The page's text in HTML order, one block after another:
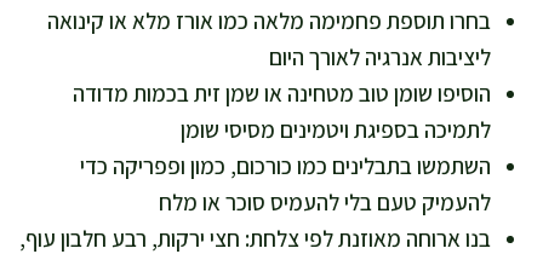
בחרו תוספת פחמימה מלאה כמו אורז מלא או קינואה
ליציבות אנרגיה לאורך היום
הוסיפו שומן טוב מטחינה או שמן זית בכמות מדודה
לתמיכה בספיגת ויטמינים מסיסי שומן
השתמשו בתבלינים כמו כורכום, כמון ופפריקה כדי
להעמיק טעם בלי להעמיס סוכר או מלח
בנו ארוחה מאוזנת לפי צלחת: חצי ירקות, רבע חלבון עוף,